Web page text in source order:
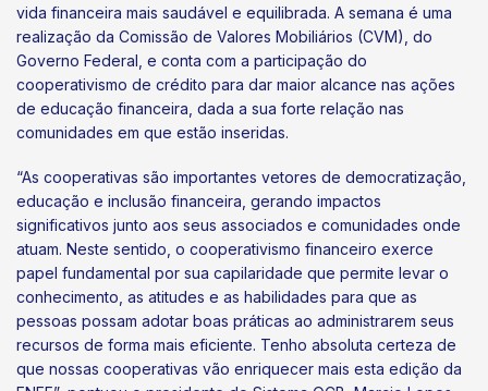
vida financeira mais saudável e equilibrada. A semana é uma
realização da Comissão de Valores Mobiliários (CVM), do
Governo Federal, e conta com a participação do
cooperativismo de crédito para dar maior alcance nas ações
de educação financeira, dada a sua forte relação nas
comunidades em que estão inseridas.
“As cooperativas são importantes vetores de democratização,
educação e inclusão financeira, gerando impactos
significativos junto aos seus associados e comunidades onde
atuam. Neste sentido, o cooperativismo financeiro exerce
papel fundamental por sua capilaridade que permite levar o
conhecimento, as atitudes e as habilidades para que as
pessoas possam adotar boas práticas ao administrarem seus
recursos de forma mais eficiente. Tenho absoluta certeza de
que nossas cooperativas vão enriquecer mais esta edição da